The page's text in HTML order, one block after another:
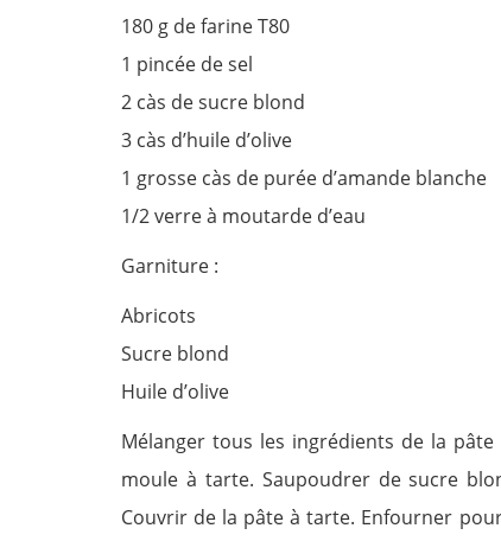
180 g de farine T80
1 pincée de sel
2 càs de sucre blond
3 càs d’huile d’olive
1 grosse càs de purée d’amande blanche
1/2 verre à moutarde d’eau
Garniture :
Abricots
Sucre blond
Huile d’olive
Mélanger tous les ingrédients de la
moule à tarte. Saupoudrer de sucre
Couvrir de la pâte à tarte. Enfourner